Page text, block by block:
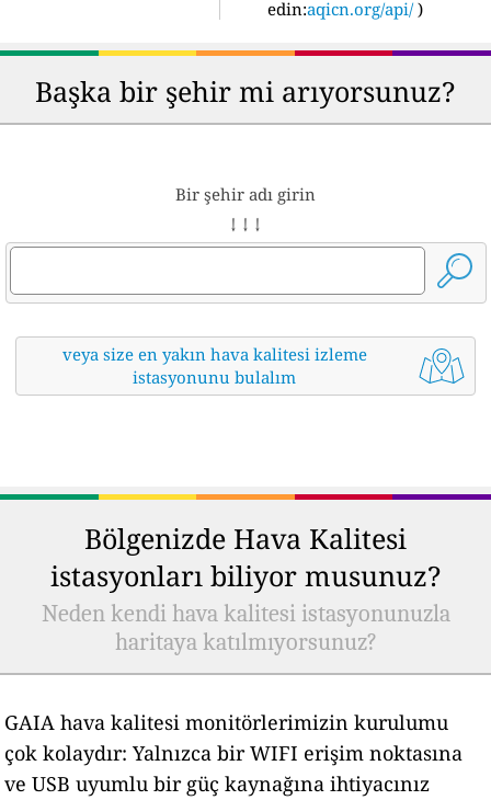
edin:aqicn.org/api/ )
Başka bir şehir mi arıyorsunuz?
Bir şehir adı girin
↓ ↓ ↓
veya size en yakın hava kalitesi izleme
istasyonunu bulalım
Bölgenizde Hava Kalitesi
istasyonları biliyor musunuz?
Neden kendi hava kalitesi istasyonunuzla
haritaya katılmıyorsunuz?
GAIA hava kalitesi monitörlerimizin kurulumu
çok kolaydır: Yalnızca bir WIFI erişim noktasına
ve USB uyumlu bir güç kaynağına ihtiyacınız